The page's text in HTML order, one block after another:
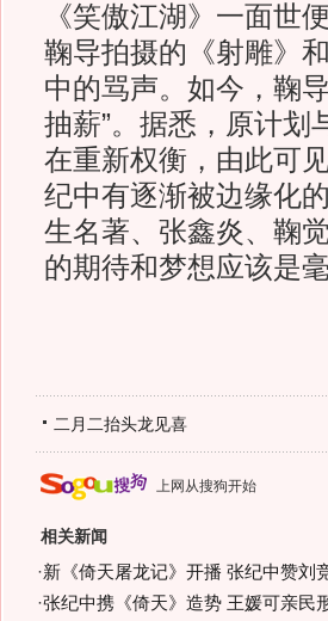
《笑傲江湖》一面世
鞠导拍摄的《射雕》
中的骂声。如今，鞠
抽薪”。据悉，原计划
在重新权衡，由此可
纪中有逐渐被边缘化
生名著、张鑫炎、鞠
的期待和梦想应该是
二月二抬头龙见喜
上网从搜狗开始
相关新闻
·新《倚天屠龙记》开播 张纪中赞刘
·张纪中携《倚天》造势 王媛可亲民